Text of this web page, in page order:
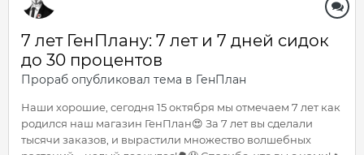
7 лет ГенПлану: 7 лет и 7 дней сидок
до 30 процентов
Прораб опубликовал тема в ГенПлан
Наши хорошие, сегодня 15 октября мы отмечаем 7 лет как
родился наш магазин ГенПлан😍 За 7 лет вы сделали
тысячи заказов, и вырастили множество волшебных